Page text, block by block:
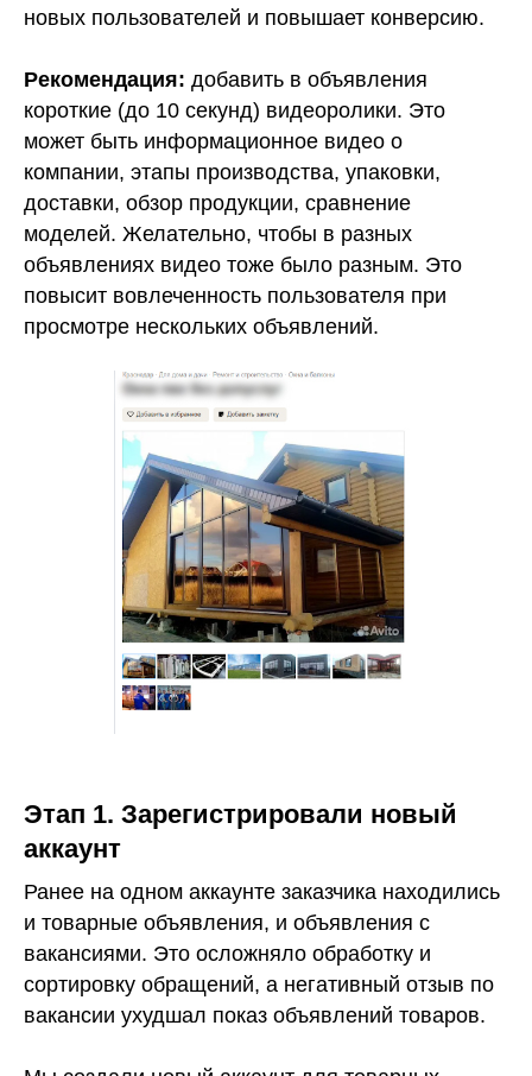
новых пользователей и повышает конверсию.
Рекомендация: добавить в объявления
короткие (до 10 секунд) видеоролики. Это
может быть информационное видео о
компании, этапы производства, упаковки,
доставки, обзор продукции, сравнение
моделей. Желательно, чтобы в разных
объявлениях видео тоже было разным. Это
повысит вовлеченность пользователя при
просмотре нескольких объявлений.
Этап 1. Зарегистрировали новый
аккаунт
Ранее на одном аккаунте заказчика находились
и товарные объявления, и объявления с
вакансиями. Это осложняло обработку и
сортировку обращений, а негативный отзыв по
вакансии ухудшал показ объявлений товаров.